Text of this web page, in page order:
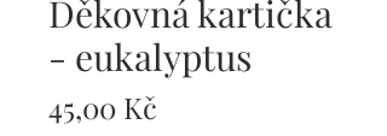
Děkovná kartička
- eukalyptus
45,00 Kč